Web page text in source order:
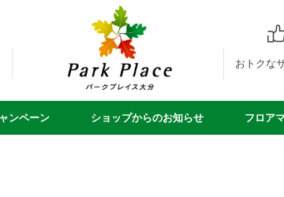
おトクな
ンペーン ショップからのお知らせ フロア